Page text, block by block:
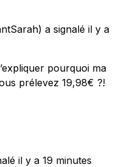
a signalé il y a
pourquoi ma
prélevez 19,98€ ?!
il y a 19 minutes